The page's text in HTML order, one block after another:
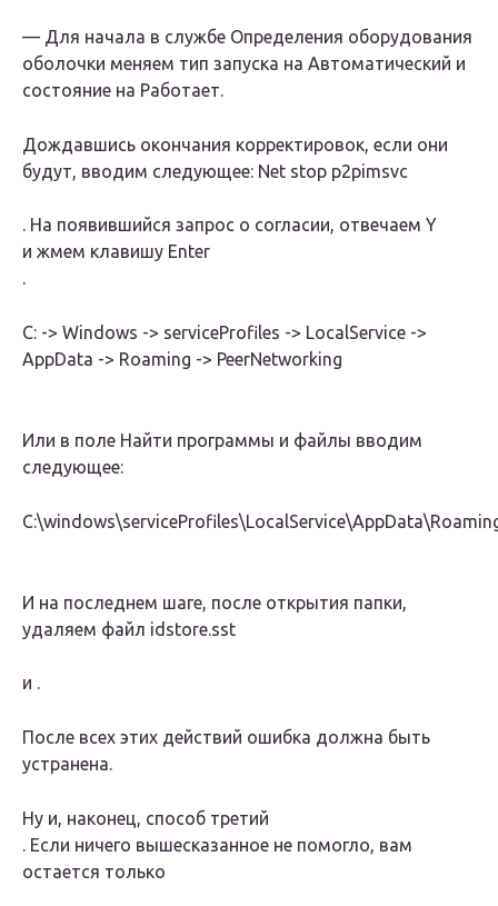
— Для начала в службе Определения оборудования
оболочки меняем тип запуска на Автоматический и
состояние на Работает.
Дождавшись окончания корректировок, если они
будут, вводим следующее: Net stop p2pimsvc
. На появившийся запрос о согласии, отвечаем Y
и жмем клавишу Enter
.
C: -> Windows -> serviceProfiles -> LocalService ->
AppData -> Roaming -> PeerNetworking
Или в поле Найти программы и файлы вводим
следующее:
И на последнем шаге, после открытия папки,
удаляем файл idstore.sst
и .
После всех этих действий ошибка должна быть
устранена.
Ну и, наконец, способ третий
. Если ничего вышесказанное не помогло, вам
остается только